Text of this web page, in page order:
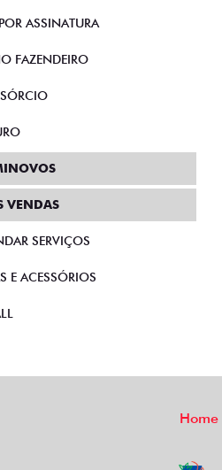
ASSINATURA
FAZENDEIRO
VENDAS
SERVIÇOS
E ACESSÓRIOS
Home